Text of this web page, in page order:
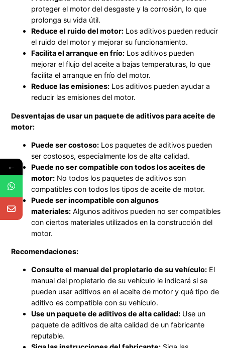
proteger el motor del desgaste y la corrosión, lo que
prolonga su vida útil.
Reduce el ruido del motor: Los aditivos pueden reducir
el ruido del motor y mejorar su funcionamiento.
Facilita el arranque en frío: Los aditivos pueden
mejorar el flujo del aceite a bajas temperaturas, lo que
facilita el arranque en frío del motor.
Reduce las emisiones: Los aditivos pueden ayudar a
reducir las emisiones del motor.
Desventajas de usar un paquete de aditivos para aceite de
motor:
Puede ser costoso: Los paquetes de aditivos pueden
ser costosos, especialmente los de alta calidad.
Puede no ser compatible con todos los aceites de
motor: No todos los paquetes de aditivos son
compatibles con todos los tipos de aceite de motor.
Puede ser incompatible con algunos
materiales: Algunos aditivos pueden no ser compatibles
con ciertos materiales utilizados en la construcción del
motor.
Recomendaciones:
Consulte el manual del propietario de su vehículo: El
manual del propietario de su vehículo le indicará si se
pueden usar aditivos en el aceite de motor y qué tipo de
aditivo es compatible con su vehículo.
Use un paquete de aditivos de alta calidad: Use un
paquete de aditivos de alta calidad de un fabricante
reputable.
←